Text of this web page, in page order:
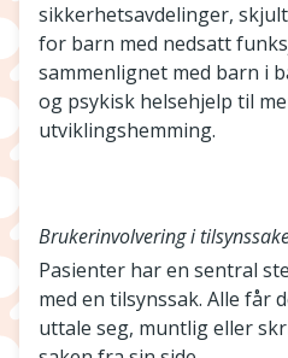
sikkerhetsavdelinger,
for barn med nedsatt
sammenlignet med barn i
og psykisk helsehjelp til
utviklingshemming.
Brukerinvolvering i
Pasienter har en sentral
med en tilsynssak. Alle får
uttale seg, muntlig eller